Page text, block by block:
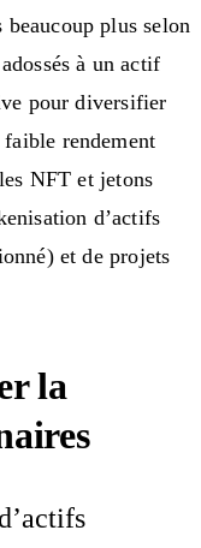
plus selon
à un actif
pour diversifier
rendement
NFT et jetons
d’actifs
et de projets
la